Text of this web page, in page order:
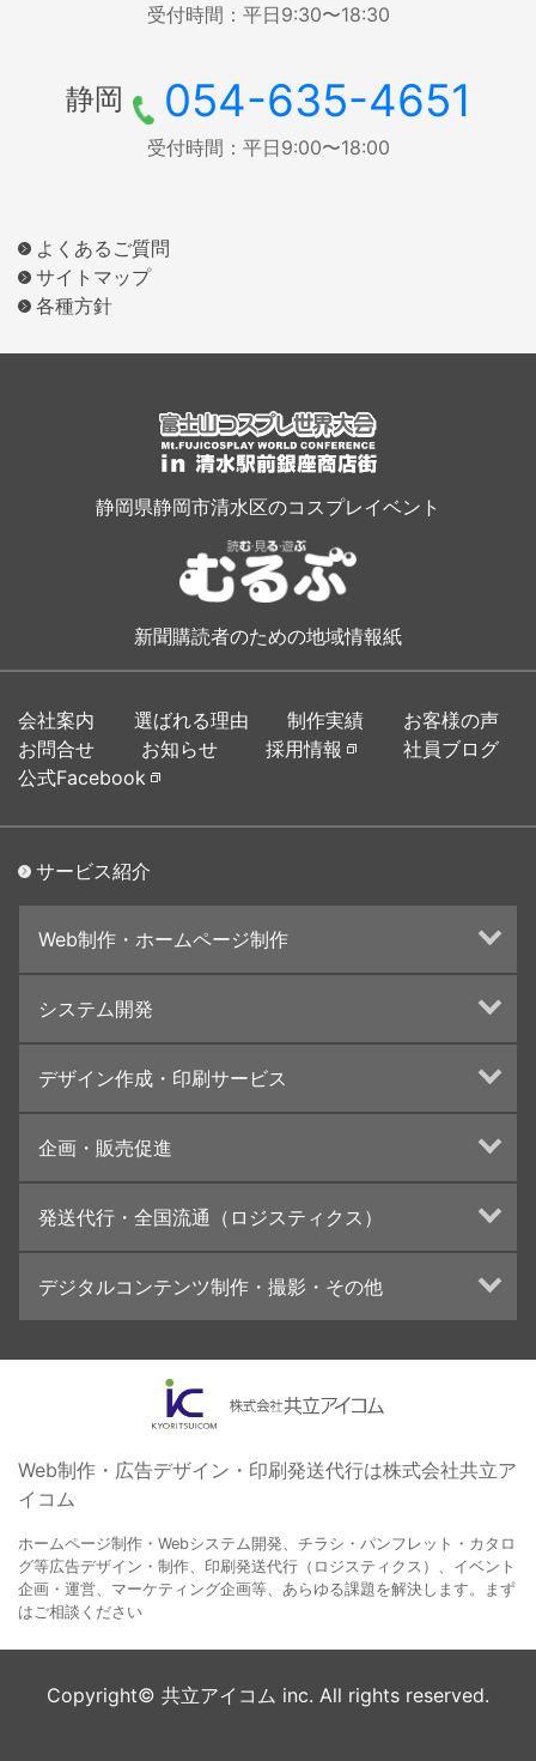
受付時間：平日9:30〜18:30
静岡 054-635-4651
受付時間：平日9:00〜18:00
よくあるご質問
サイトマップ
各種方針
静岡県静岡市清水区のコスプレイベント
新聞購読者のための地域情報紙
会社案内 選ばれる理由 制作実績
お客様の声
お問合せ
お知らせ 採用情報
社員ブログ
公式Facebook
サービス紹介
Web制作・ホームページ制作
ランディングページ制作
インターネット広告代行
UI・UXデザイン設計
システム開発
デザイン作成・印刷サービス
カタログデザインの制作・印刷
学校・会社案内パンフレット制作・印刷
高精細印刷（スブリマ印刷）
社内報
名刺
一般印刷 （オンデマンド・オフセット）
ユニバーサル・コミュニケーション・デザイン
企画・販売促進
ブランディング戦略
コンテンツ制作
採用プロモーション
発送代行・全国流通（ロジスティクス）
デジタルコンテンツ制作・撮影・その他
イラスト・キャラクター制作
ロゴデザイン・CI設計
コピー・ライティング
電子ブック制作
自社メディア
Web制作・広告デザイン・印刷発送代行は株式会社共立ア
イコム
ホームページ制作・Webシステム開発、チラシ・パンフレット・カタロ
グ等広告デザイン・制作、印刷発送代行（ロジスティクス）、イベント
企画・運営、マーケティング企画等、あらゆる課題を解決します。まず
はご相談ください
Copyright© 共立アイコム inc. All rights reserved.